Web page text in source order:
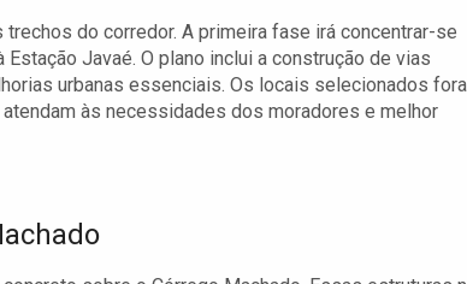
do corredor. A primeira fase irá concentrar-se
Javaé. O plano inclui a construção de vias
urbanas essenciais. Os locais selecionados
às necessidades dos moradores e melhor